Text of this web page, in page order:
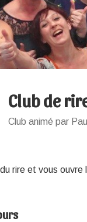
Club de
Club animé par
rire et vous ouvre